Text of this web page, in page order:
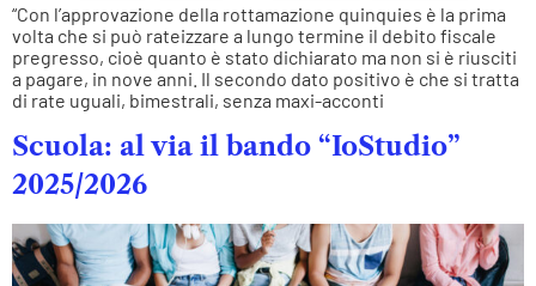
“Con l’approvazione della rottamazione quinquies è la prima
volta che si può rateizzare a lungo termine il debito fiscale
pregresso, cioè quanto è stato dichiarato ma non si è riusciti
a pagare, in nove anni. Il secondo dato positivo è che si tratta
di rate uguali, bimestrali, senza maxi-acconti
Scuola: al via il bando “IoStudio”
2025/2026